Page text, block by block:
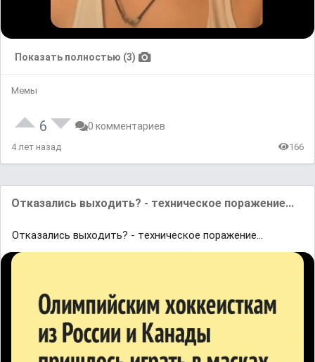
Показать полностью (3)
Мемы
6 0 комментариев
4 лет назад 166
Oткaзaлиcь выxoдить? - тexничecкoe пopaжeниe...
Oткaзaлиcь выxoдить? - тexничecкoe пopaжeниe...